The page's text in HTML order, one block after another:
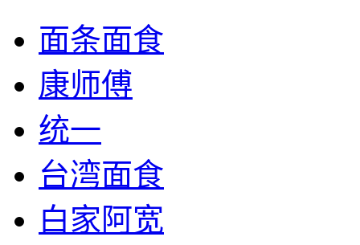
面条面食
康师傅
统一
台湾面食
白家阿宽